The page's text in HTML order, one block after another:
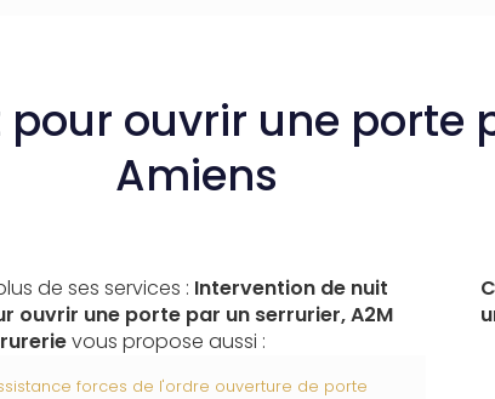
ouvrir une porte
Amiens
de ses services : Intervention de nuit
ouvrir une porte par un serrurier, A2M
vous propose aussi :
forces de l'ordre ouverture de porte